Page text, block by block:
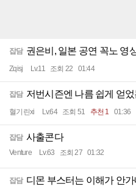
잡담 권은비, 일본 공연 꼭노 영
Zqisj Lv.11 조회 22 01:44
잡담 저번시즌엔 나름 쉽게 얻었
혈기린xi Lv.64 조회 51 추천 1 01:36
잡담 사출콘다
Venture Lv.63 조회 27 01:32
잡담 디몬 부스터는 이해가 안가